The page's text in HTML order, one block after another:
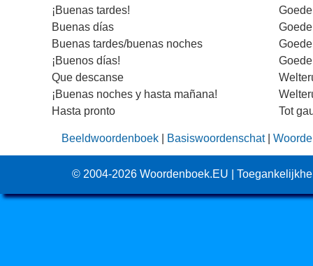
¡Buenas tardes!
Buenas días
Buenas tardes/buenas noches
¡Buenos días!
Que descanse
¡Buenas noches y hasta mañana!
Hasta pronto
Tot
Beeldwoordenboek| Basiswoordenschat|
© 2004-2026 Woordenboek.EU